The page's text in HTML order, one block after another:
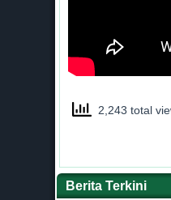
2,243 total
Berita Terkini